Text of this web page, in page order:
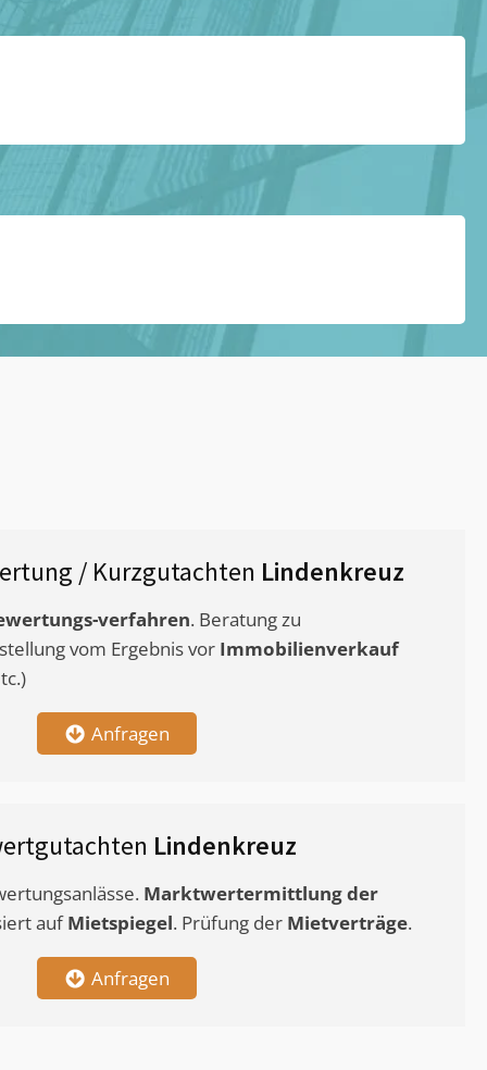
/ Kurzgutachten Lindenkreuz
verfahren. Beratung zu
vom Ergebnis vor Immobilienverkauf
Anfragen
Lindenkreuz
Marktwertermittlungder
aufMietspiegel. Prüfung der Mietverträge.
Anfragen